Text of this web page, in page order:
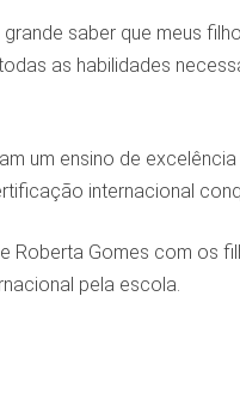
grande saber que meus
as habilidades
um ensino de
internacional
Roberta Gomes com os
pela escola.